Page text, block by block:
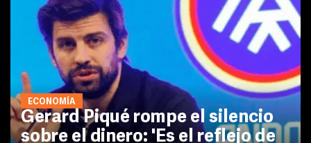
ECONOMÍA
Gerard Piqué rompe el silencio
sobre el dinero: 'Es el reflejo de